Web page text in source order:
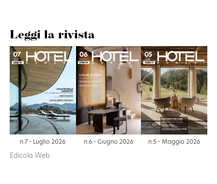
Leggi la rivista
n.7 - Luglio 2026 n.6 - Giugno 2026 n.5 - Maggio 2026
Edicola Web